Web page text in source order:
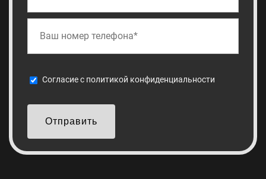
Cогласие с политикой конфиденциальности
Отправить